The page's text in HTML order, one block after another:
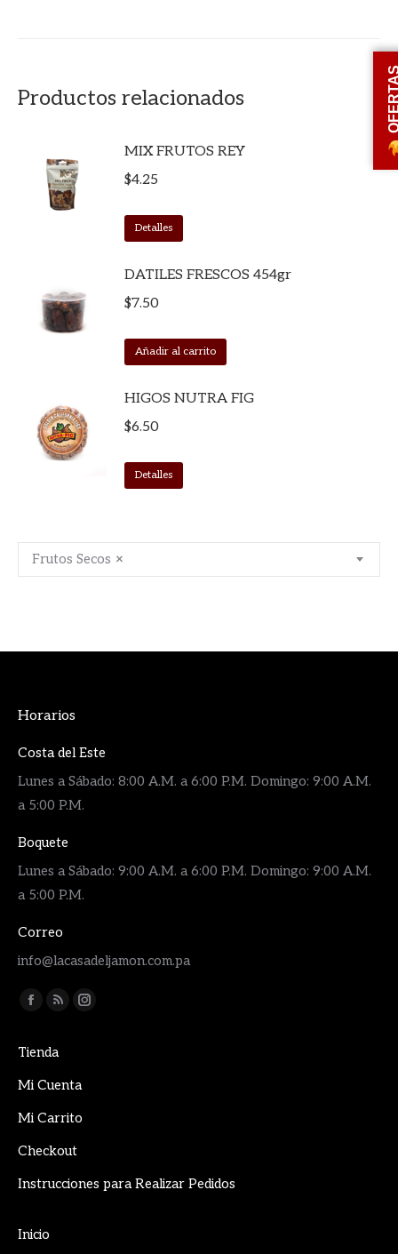
Productos relacionados
MIX FRUTOS REY
$4.25
Detalles
DATILES FRESCOS 454gr
$7.50
Añadir al carrito
HIGOS NUTRA FIG
$6.50
Detalles
×
Frutos Secos
Horarios
Costa del Este
Lunes a Sábado: 8:00 A.M. a 6:00 P.M. Domingo: 9:00 A.M.
a 5:00 P.M.
Boquete
Lunes a Sábado: 9:00 A.M. a 6:00 P.M. Domingo: 9:00 A.M.
a 5:00 P.M.
Correo
info@lacasadeljamon.com.pa
Encuéntranos en:
Facebook
opens
in
window
Rss
opens
in
window
Instagram
Tienda
Mi Cuenta
Mi Carrito
Checkout
Instrucciones para Realizar Pedidos
Inicio